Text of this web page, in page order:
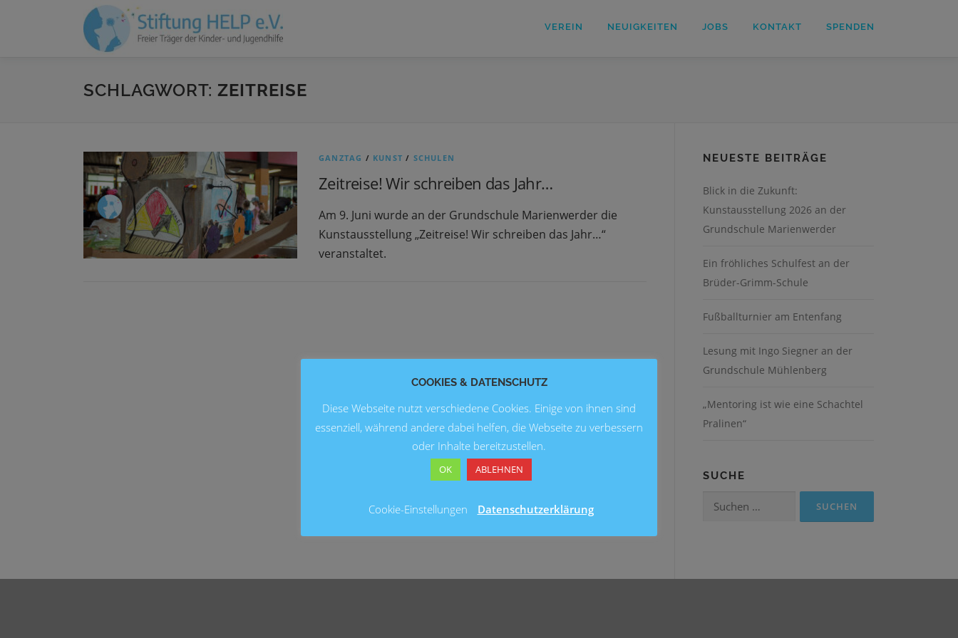
VEREIN NEUIGKEITEN JOBS KONTAKT SPENDEN
SCHLAGWORT: ZEITREISE
GANZTAG / KUNST / SCHULEN
Zeitreise! Wir schreiben das Jahr…
Am 9. Juni wurde an der Grundschule Marienwerder die
Kunstausstellung „Zeitreise! Wir schreiben das Jahr…“
veranstaltet.
NEUESTE BEITRÄGE
Blick in die Zukunft:
Kunstausstellung 2026 an der
Grundschule Marienwerder
Ein fröhliches Schulfest an der
Brüder-Grimm-Schule
Fußballturnier am Entenfang
Lesung mit Ingo Siegner an der
Grundschule Mühlenberg
„Mentoring ist wie eine Schachtel
Pralinen“
SUCHE
Suchen
COOKIES & DATENSCHUTZ
Diese Webseite nutzt verschiedene Cookies. Einige von ihnen sind
essenziell, während andere dabei helfen, die Webseite zu verbessern
oder Inhalte bereitzustellen.
OK ABLEHNEN
Cookie-Einstellungen Datenschutzerklärung